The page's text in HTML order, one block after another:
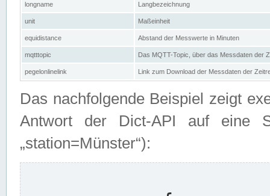
longname Langbezeichnung
unit Maßeinheit
equidistance Abstand der Messwerte in Minuten
mqtttopic Das MQTT-Topic, über das Messdaten der
pegelonlinelink Link zum Download der Messdaten der
Das nachfolgende Beispiel zeigt
Antwort der Dict-API auf eine
„station=Münster“):